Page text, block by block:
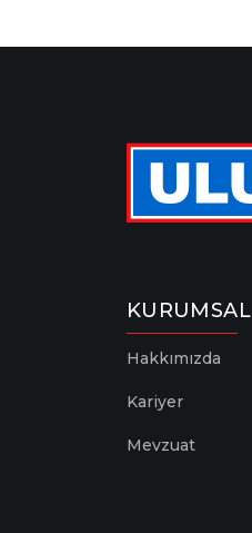
KURUMSAL
Hakkımızda
Kariyer
Mevzuat